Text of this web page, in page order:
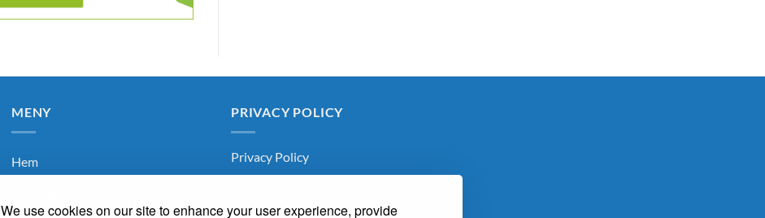
We use cookies on our site to enhance your user experience, provide
MENY
Hem
PRIVACY POLICY
Privacy Policy